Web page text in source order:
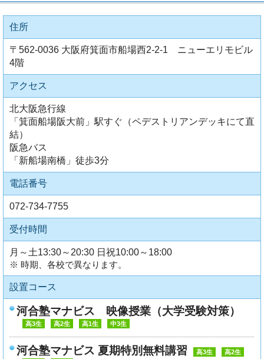
住所
〒562-0036 大阪府箕面市船場西2-2-1 ニューエリモビル
4階
アクセス
北大阪急行線
「箕面船場阪大前」駅すぐ（ペデストリアンデッキにて直
結）
阪急バス
「新船場南橋」徒歩3分
電話番号
072-734-7755
受付時間
月～土13:30～20:30 日祝10:00～18:00
※ 時期、各校で異なります。
設置コース
河合塾マナビス 映像授業（大学受験対策）
高3生 高2生 高1生 中3生
河合塾マナビス 夏期特別無料講習 高3生
高2生